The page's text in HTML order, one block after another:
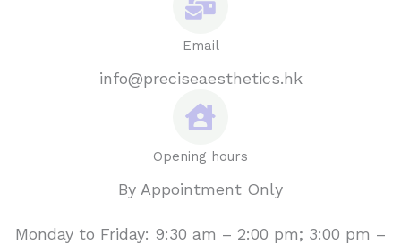
Email
info@preciseaesthetics.hk
Opening hours
By Appointment Only
Monday to Friday: 9:30 am – 2:00 pm; 3:00 pm –